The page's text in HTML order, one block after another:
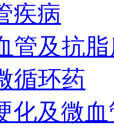
疾病
管及抗
循环药
化及微